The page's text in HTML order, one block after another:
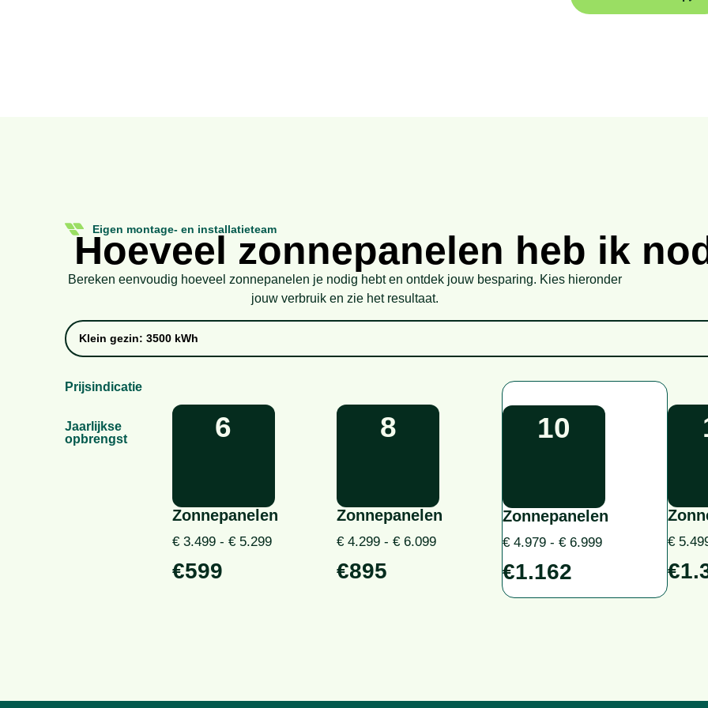
Eigen montage- en installatieteam
Hoeveel zonnepanelen heb ik
Bereken eenvoudig hoeveel zonnepanelen je nodig hebt en ontdek jouw besparing. Kies hieronder
jouw verbruik en zie het resultaat.
Prijsindicatie
Jaarlijkse
opbrengst
6
Zonnepanelen
€ 3.499 - € 5.299
€599
8
Zonnepanelen
€ 4.299 - € 6.099
€895
10
Zonnepanelen
€ 4.979 - € 6.999
€1.162
€